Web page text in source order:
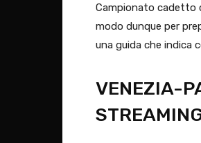
Campionato cadetto
modo dunque per
una guida che indica
VENEZIA-